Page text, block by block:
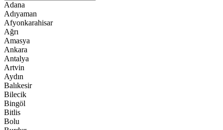
Adana
Adıyaman
Afyonkarahisar
Ağrı
Amasya
Ankara
Antalya
Artvin
Aydın
Balıkesir
Bilecik
Bingöl
Bitlis
Bolu